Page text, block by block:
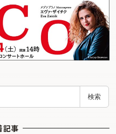
検索
記事